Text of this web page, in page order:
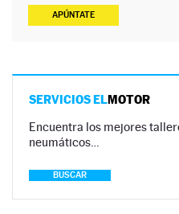
APÚNTATE
SERVICIOS ELMOTOR
Encuentra los mejores
neumáticos…
BUSCAR